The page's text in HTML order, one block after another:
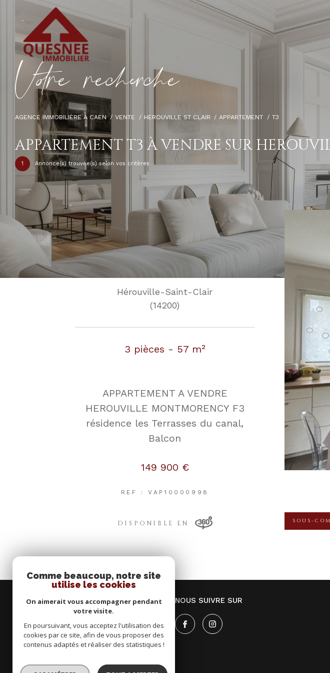
Vore recece
AGENCE IMMOBILIÈRE À CAEN VENTE HEROUVILLE ST CLAIR APPARTEMENT T3
APPARTEMENT T3 À VENDRE SUR
1 Annonce(s) trouvée(s) selon vos critères
Hérouville-Saint-Clair
(14200)
3 pièces - 57 m²
APPARTEMENT A VENDRE
HEROUVILLE MONTMORENCY F3
résidence les Terrasses du canal,
Balcon
149 900 €
REF : VAP10000998
DISPONIBLE EN SOUS-
QUESNEE IMMOBILIER
02.31.34.08.50
benoit@cabinetquesnee.com
42, avenue du 6 juin
NOUS SUIVRE SUR
Comme beaucoup, notre site
utilise les cookies
On aimerait vous accompagner pendant
votre visite.
En poursuivant, vous acceptez l'utilisation des
cookies par ce site, afin de vous proposer des
contenus adaptés et réaliser des statistiques !